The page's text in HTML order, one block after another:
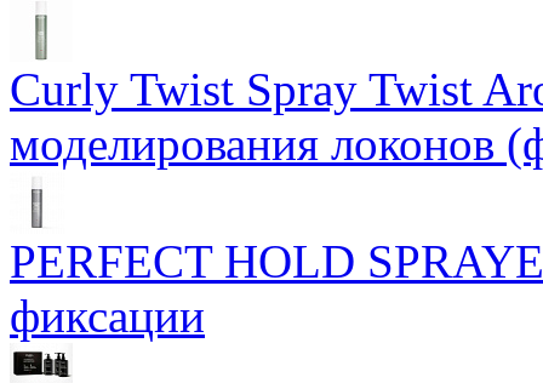
Curly Twist Spray Twist
моделирования локонов
PERFECT HOLD
фиксации